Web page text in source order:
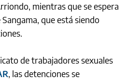
mientras que se espera
que está siendo
de trabajadores sexuales
, las detenciones se